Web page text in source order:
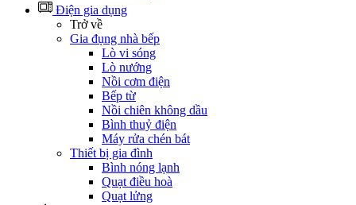
Điện gia dụng
Trở về
Gia đụng nhà bếp
Lò vi sóng
Lò nướng
Nồi cơm điện
Bếp từ
Nồi chiên không dầu
Bình thuỷ điện
Máy rửa chén bát
Thiết bị gia đình
Bình nóng lạnh
Quạt điều hoà
Quạt lửng